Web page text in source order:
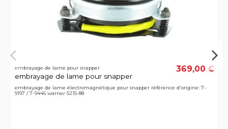
embrayage de lame pour snapper
embrayage de lame pour snapper
369,00 €
embrayage de lame électromagnétique pour snapper référence d'origine: 7-
9197 / 7-9446 warner 5215-88